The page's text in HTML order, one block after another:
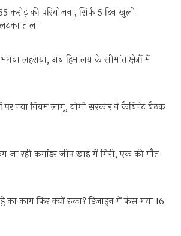
करोड़ की परियोजना, सिर्फ 5 दिन खुली
ताला
लहराया, अब हिमालय के सीमांत क्षेत्रों में
पर नया नियम लागू, योगी सरकार ने कैबिनेट बैठक
जा रही कमांडर जीप खाई में गिरी, एक की मौत
का काम फिर क्यों रुका? डिजाइन में फंस गया 16